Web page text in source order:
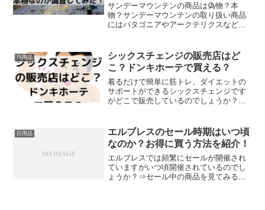
サンデーマウンテンの商品は偽物？本
物？サンデーマウンテンの取り扱い商品
にはパタゴニアやアークテリクスなどの
なのか心配する方もあると思います。す
べて本物です。偽物はありま...
日用品
シックスチェンジの販売店はど
こ？ドンキホーテで買える？
着るだけで簡単に筋トレ、ダイエットの
サポートができるシックスチェンジです
がどこで販売しているのでしょうか？＼
ジを購入するシックスチェンジの販売店
一覧シックスチェンジは ...
日用品
エルブレスのセール時期はいつ頃
なのか？お得に買う方法を紹介！
エルブレスでは頻繁にセールが開催され
ていますがいつ頃開催されているのでし
ょうか？⇒セール中の商品を見てみる